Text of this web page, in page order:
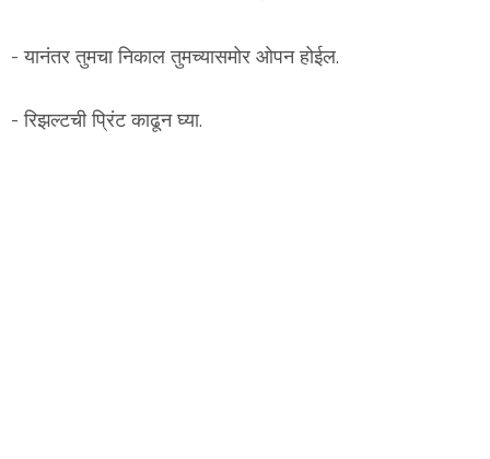
- यानंतर तुमचा निकाल तुमच्यासमोर ओपन होईल.
- रिझल्टची प्रिंट काढून घ्या.